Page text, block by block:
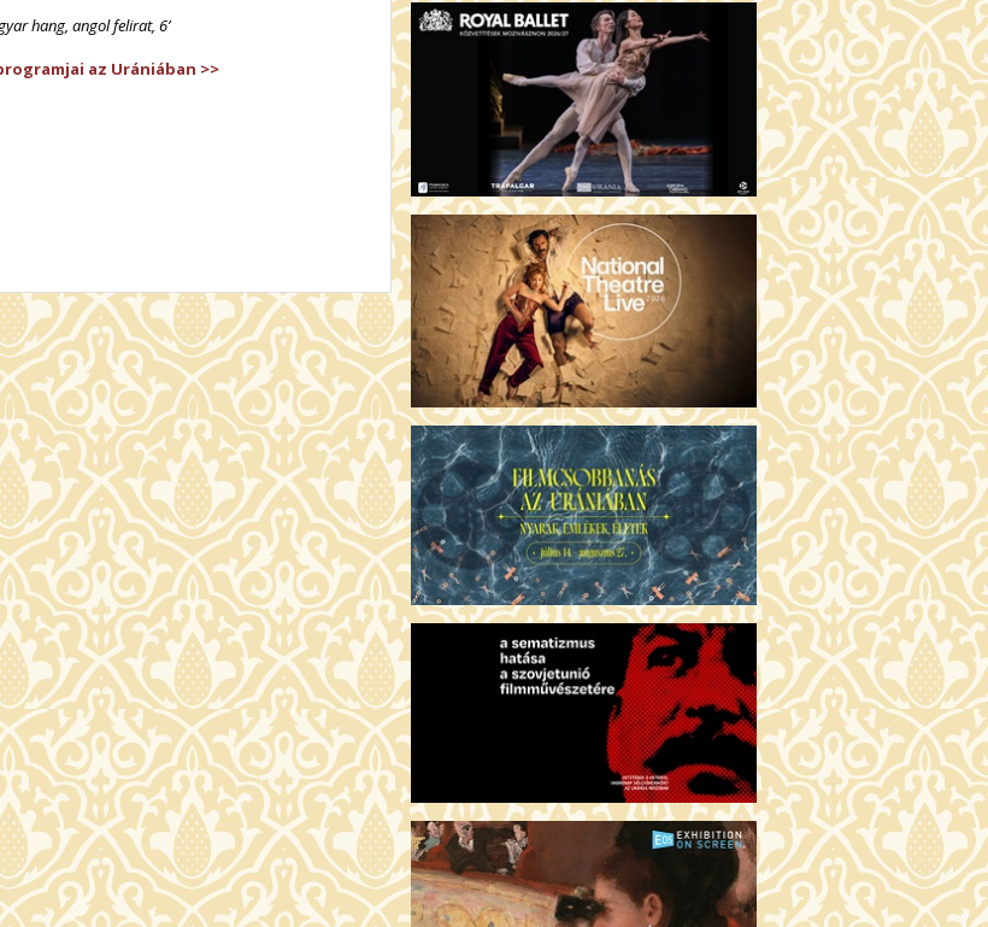
hang, angol felirat, 6’
az Urániában >>